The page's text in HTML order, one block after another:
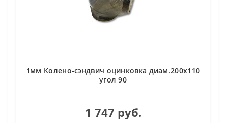
1мм Колено-сэндвич оцинковка диам.200х110
угол 90
1 747 руб.